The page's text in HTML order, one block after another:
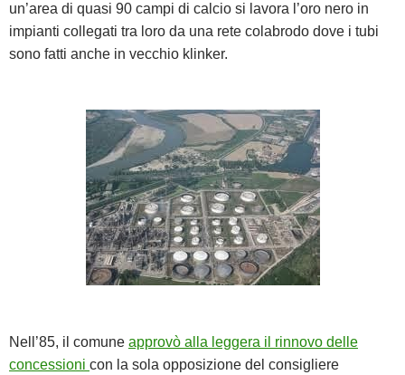
un’area di quasi 90 campi di calcio si lavora l’oro nero in
impianti collegati tra loro da una rete colabrodo dove i tubi
sono fatti anche in vecchio klinker.
Nell’85, il comune approvò alla leggera il rinnovo delle
concessioni con la sola opposizione del consigliere